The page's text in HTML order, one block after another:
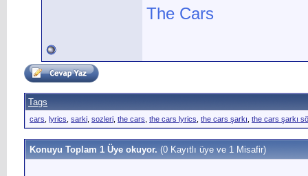
The Cars
Tags
cars lyrics sarki sozleri the cars the cars lyrics the cars şarkı the cars şarkı
Konuyu Toplam 1 Üye okuyor. (0 Kayıtlı üye ve 1 Misafir)